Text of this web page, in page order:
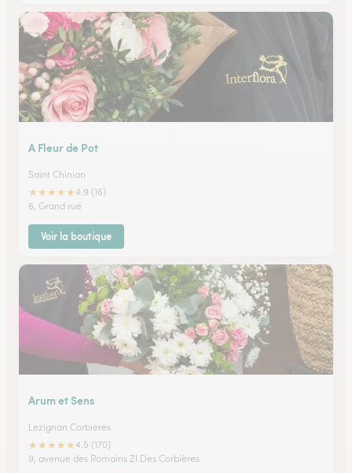
A Fleur de Pot
Saint Chinian
★★★★★4.9 (16)
6, Grand rue
Voir la boutique
Arum et Sens
Lezignan Corbieres
★★★★★4.5 (170)
9, avenue des Romains ZI Des Corbières